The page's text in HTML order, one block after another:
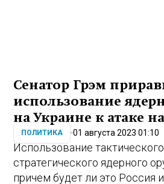
Сенатор Грэм
использование
на Украине к атаке
ПОЛИТИКА 01 августа 2023 01:10
Использование
стратегического ядерного
причем будет ли это Россия